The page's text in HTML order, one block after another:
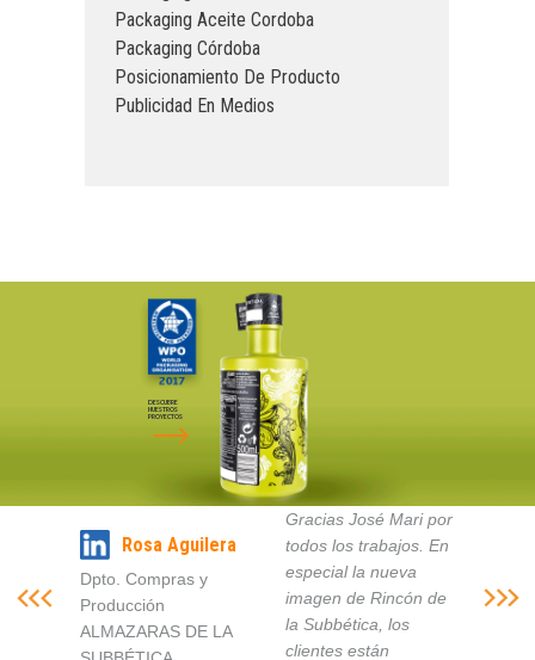
Packaging Aceite Cordoba
Packaging Córdoba
Posicionamiento De Producto
Publicidad En Medios
DESCUBRE
NUESTROS
PROYECTOS
Rosa Aguilera
Dpto. Compras y
Producción
ALMAZARAS DE LA
Gracias José Mari por
todos los trabajos. En
especial la nueva
imagen de Rincón de
la Subbética, los
clientes están